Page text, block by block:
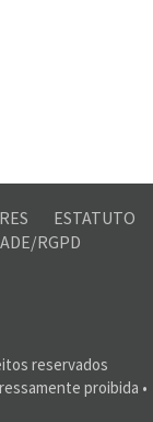
ESTATUTO
RGPD
reservados
proibida •